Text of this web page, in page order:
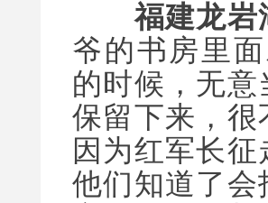
福建龙岩
爷的书房里
的时候，无
保留下来，很
因为红军长
他们知道了